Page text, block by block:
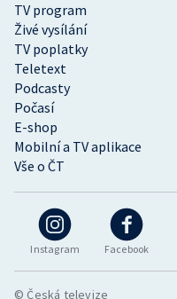
Instagram Facebook
TV program
Živé vysílání
TV poplatky
Teletext
Podcasty
Počasí
E-shop
Mobilní a TV aplikace
Vše o ČT
© Česká televize